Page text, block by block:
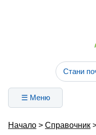
Стани
☰ Меню
Начало > Справочник